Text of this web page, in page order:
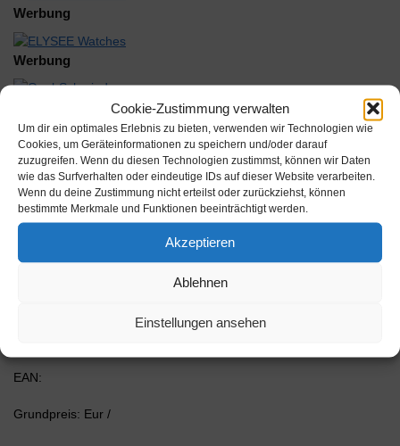
Cookie-Zustimmung verwalten
Um dir ein optimales Erlebnis zu bieten, verwenden wir Technologien wie
Cookies, um Geräteinformationen zu speichern und/oder darauf
zuzugreifen. Wenn du diesen Technologien zustimmst, können wir Daten
wie das Surfverhalten oder eindeutige IDs auf dieser Website verarbeiten.
Wenn du deine Zustimmung nicht erteilst oder zurückziehst, können
bestimmte Merkmale und Funktionen beeinträchtigt werden.
Akzeptieren
Ablehnen
Einstellungen ansehen
Werbung
Werbung
Beschreibung
EAN:
Grundpreis: Eur /